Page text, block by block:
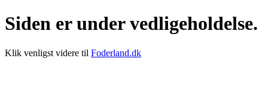
Siden er under vedligeholdelse.
Klik venligst videre til Foderland.dk